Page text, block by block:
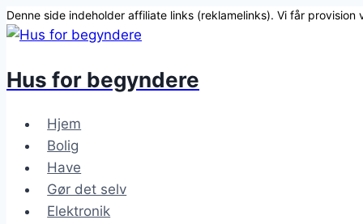
Denne side indeholder affiliate links (reklamelinks). Vi får provision
Fortsæt
indhold
Hus for begyndere
Hjem
Bolig
Have
Gør det selv
Elektronik